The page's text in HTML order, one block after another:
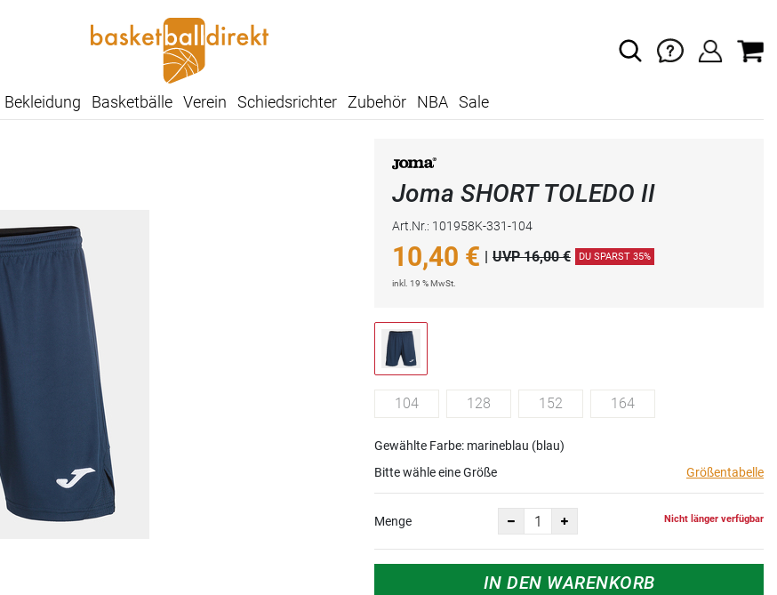
Bekleidung Basketbälle Verein Schiedsrichter Zubehör NBA Sale
Joma SHORT TOLEDO II
Art.Nr.: 101958K-331-104
10,40 € | UVP 16,00 € DU SPARST 35%
inkl. 19 % MwSt.
104 128 152 164
Gewählte Farbe: marineblau (blau)
Bitte wähle eine Größe
Größentabelle
Menge Nicht länger verfügbar
IN DEN WARENKORB